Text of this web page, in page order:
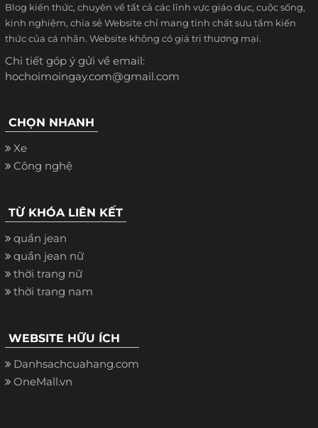
Blog kiến thức, chuyên về tất cả các lĩnh vực giáo dục, cuộc sống,
kinh nghiệm, chia sẻ Website chỉ mang tính chất sưu tầm kiến
thức của cá nhân. Website không có giá trị thương mại.
Chi tiết góp ý gửi về email:
hochoimoingay.com@gmail.com
CHỌN NHANH
Xe
Công nghệ
TỪ KHÓA LIÊN KẾT
quần jean
quần jean nữ
thời trang nữ
thời trang nam
WEBSITE HỮU ÍCH
Danhsachcuahang.com
OneMall.vn